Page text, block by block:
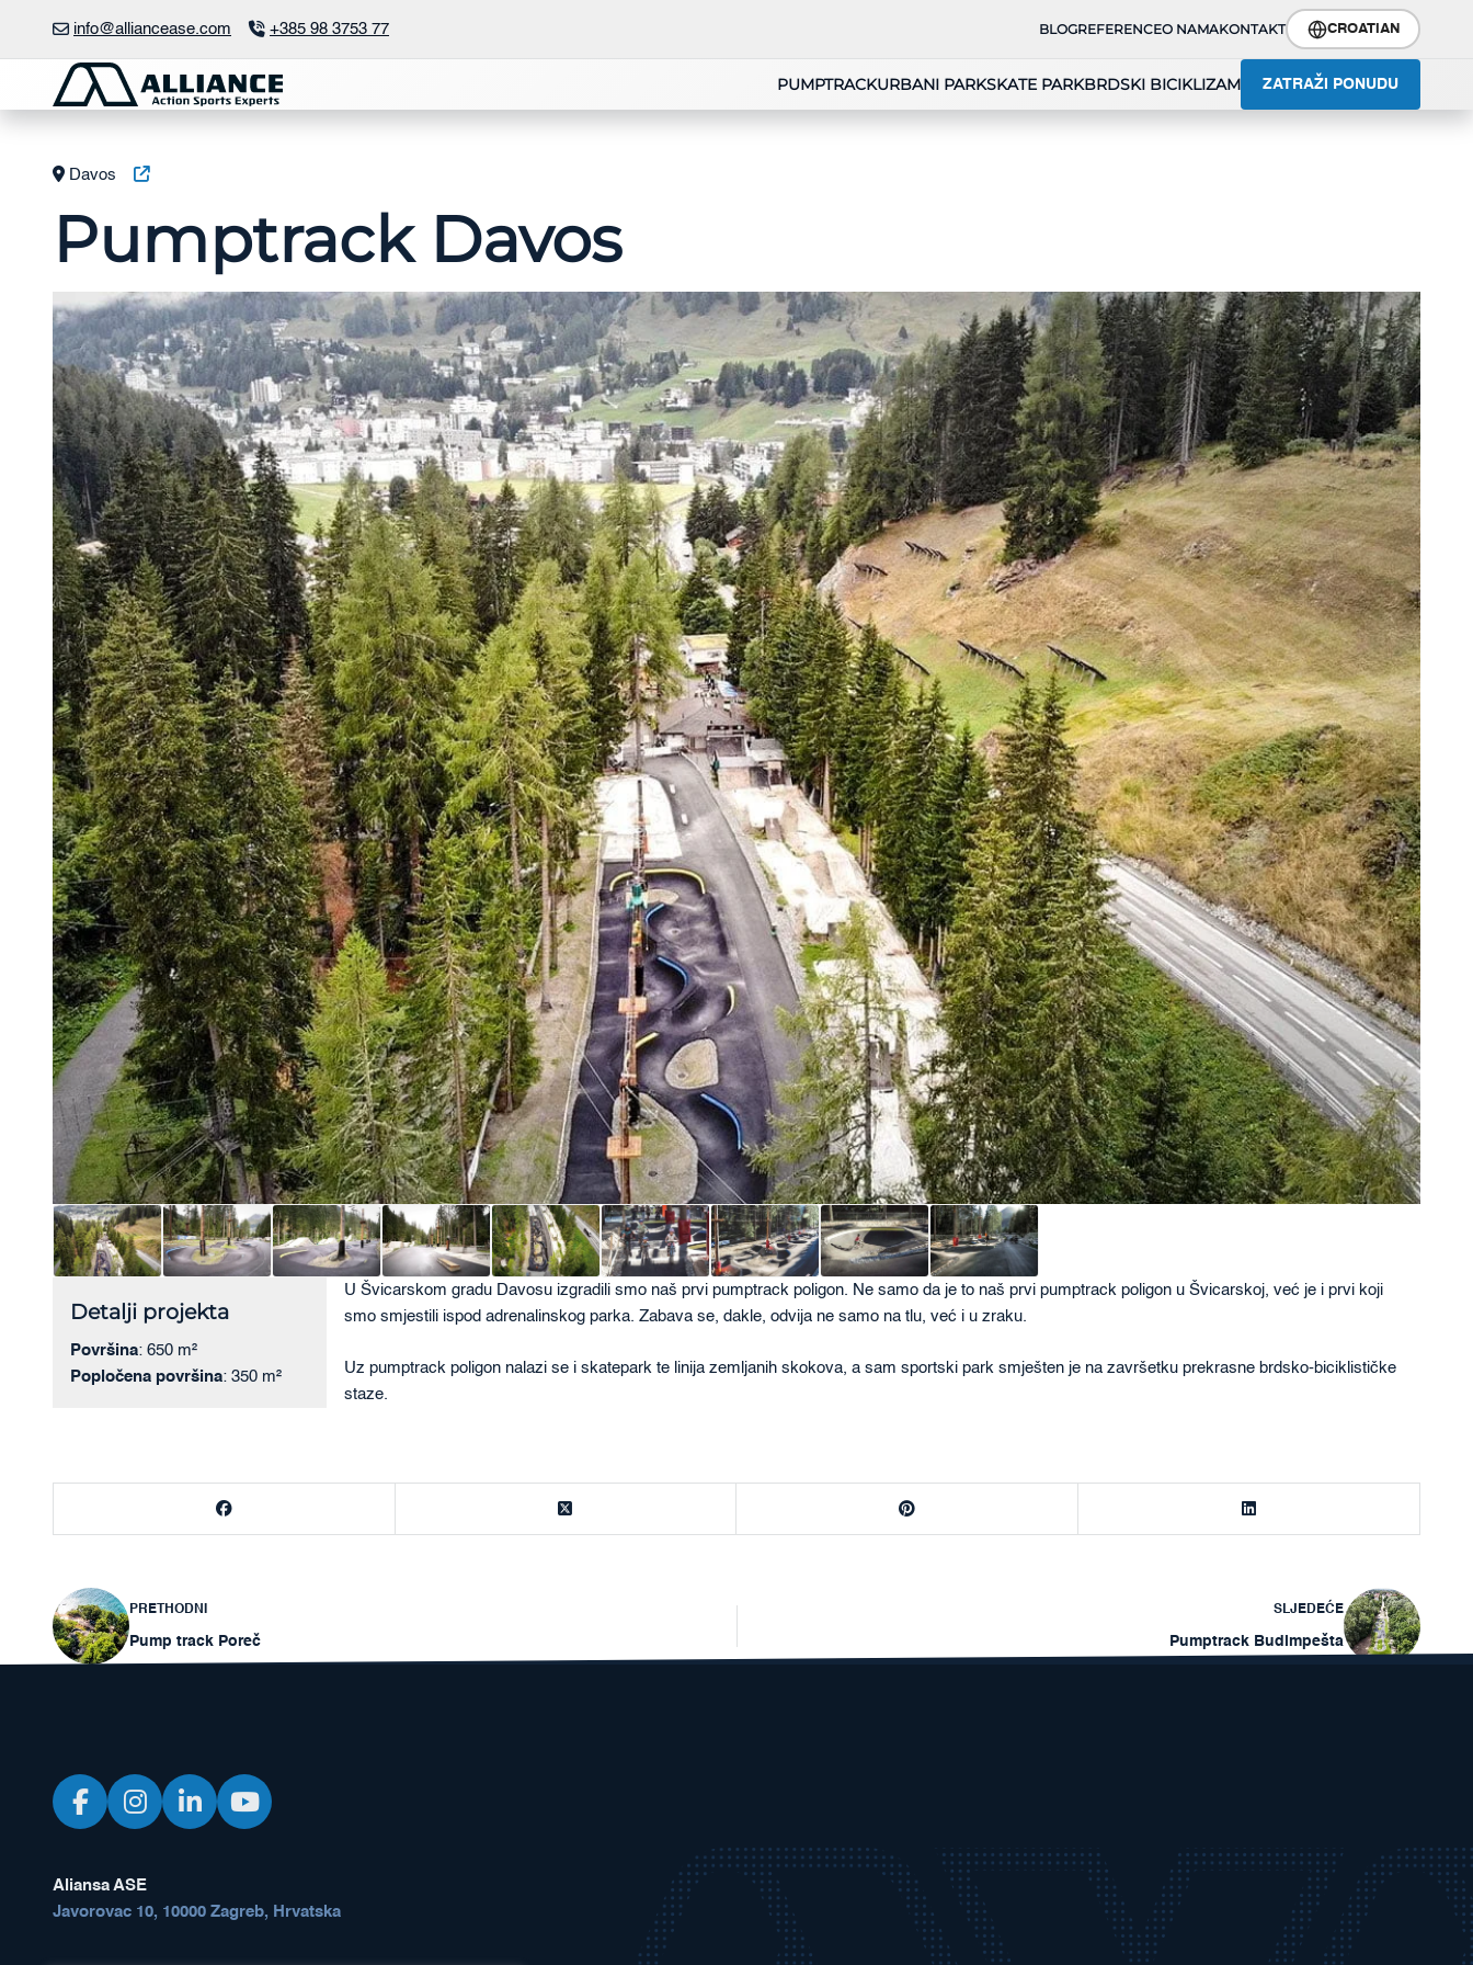
info@alliancease.com +385 98 3753 77 BLOGREFERENCEO NAMAKONTAKT CROATIAN
PUMPTRACKURBANI PARKSKATE PARKBRDSKI BICIKLIZAM ZATRAŽI PONUDU
Davos
Pumptrack Davos
Detalji projekta
Površina: 650 m²
Popločena površina: 350 m²
U Švicarskom gradu Davosu izgradili smo naš prvi pumptrack poligon. Ne samo da je to naš prvi pumptrack poligon u Švicarskoj, već je i prvi koji
smo smjestili ispod adrenalinskog parka. Zabava se, dakle, odvija ne samo na tlu, već i u zraku.
Uz pumptrack poligon nalazi se i skatepark te linija zemljanih skokova, a sam sportski park smješten je na završetku prekrasne brdsko-biciklističke
staze.
Navigacija
objava
PRETHODNI
Pump track Poreč
SLJEDEĆE
Pumptrack Budimpešta
Aliansa ASE
Javorovac 10, 10000 Zagreb, Hrvatska